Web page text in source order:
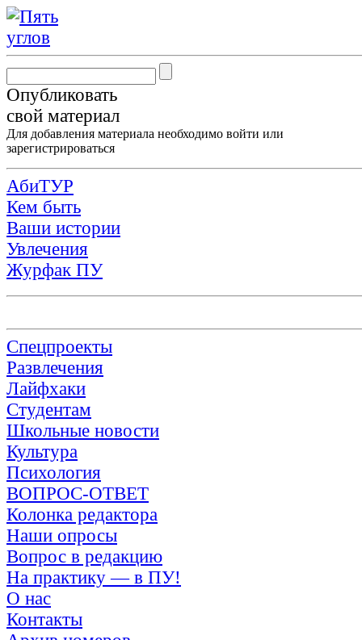
Опубликовать
свой материал
Для добавления материала необходимо войти или
зарегистрироваться
АбиТУР
Кем быть
Ваши истории
Увлечения
Журфак ПУ
Спецпроекты
Развлечения
Лайфхаки
Студентам
Школьные новости
Культура
Психология
ВОПРОС-ОТВЕТ
Колонка редактора
Наши опросы
Вопрос в редакцию
На практику — в ПУ!
О нас
Контакты